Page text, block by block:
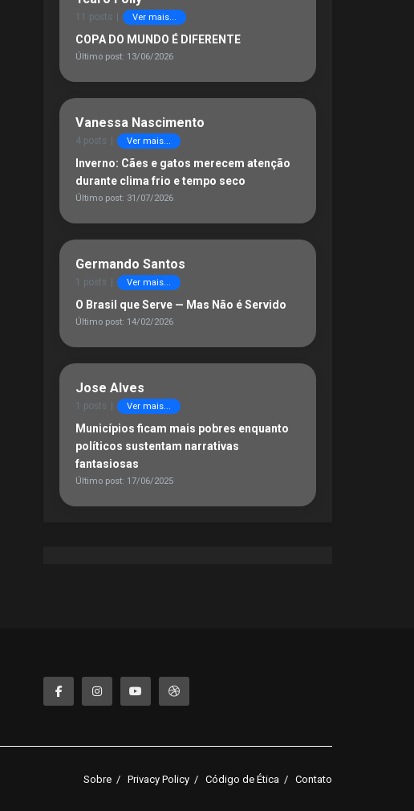
11 posts Ver mais...
COPA DO MUNDO É DIFERENTE
Último post: 13/06/2026
Vanessa Nascimento
4 posts Ver mais...
Inverno: Cães e gatos merecem atenção
durante clima frio e tempo seco
Último post: 31/07/2026
Germando Santos
1 posts Ver mais...
O Brasil que Serve — Mas Não é Servido
Último post: 14/02/2026
Jose Alves
1 posts Ver mais...
Municípios ficam mais pobres enquanto
políticos sustentam narrativas
fantasiosas
Último post: 17/06/2025
Sobre Privacy Policy Código de Ética Contato